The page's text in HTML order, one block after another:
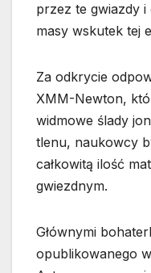
przez te gwiazdy
masy wskutek tej
Za odkrycie
XMM-Newton,
widmowe ślady
tlenu, naukowcy
całkowitą ilość
gwiezdnym.
Głównymi
opublikowanego